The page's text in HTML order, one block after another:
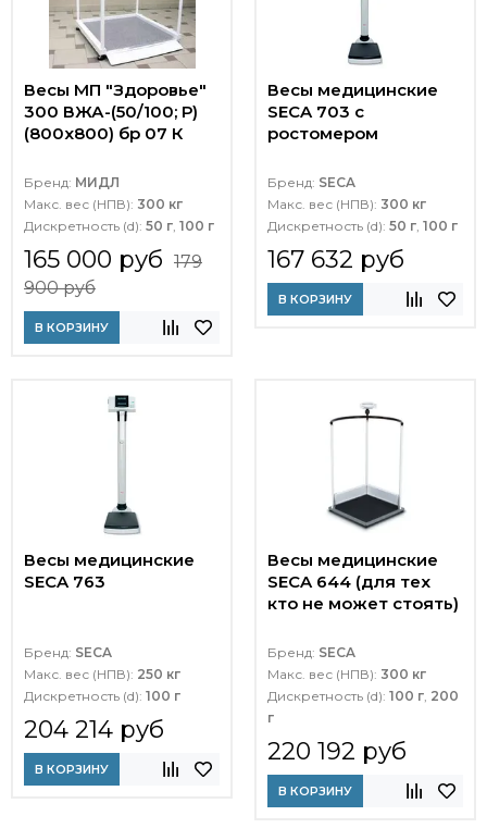
Весы МП "Здоровье"
300 ВЖА-(50/100; Р)
(800х800) бр 07 К
Бренд: МИДЛ
Макс. вес (НПВ): 300 кг
Дискретность (d): 50 г, 100 г
165 000 руб 179
900 руб
В КОРЗИНУ
Весы медицинские
SECA 703 с
ростомером
Бренд: SECA
Макс. вес (НПВ): 300 кг
Дискретность (d): 50 г, 100 г
167 632 руб
В КОРЗИНУ
Весы медицинские
SECA 763
Бренд: SECA
Макс. вес (НПВ): 250 кг
Дискретность (d): 100 г
204 214 руб
В КОРЗИНУ
Весы медицинские
SECA 644 (для тех
кто не может стоять)
Бренд: SECA
Макс. вес (НПВ): 300 кг
Дискретность (d): 100 г, 200
г
220 192 руб
В КОРЗИНУ